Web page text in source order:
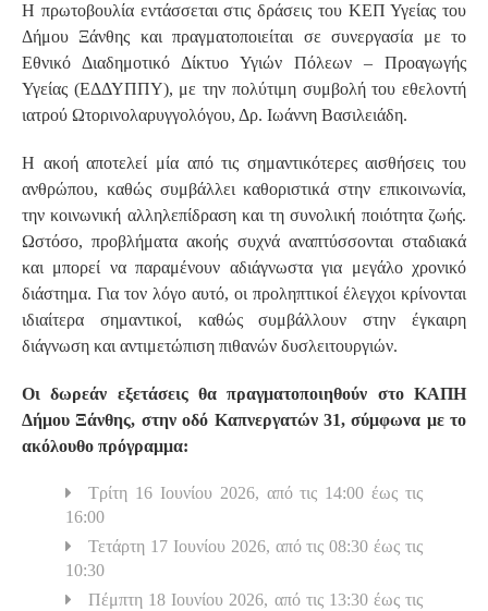
Η πρωτοβουλία εντάσσεται στις δράσεις του ΚΕΠ Υγείας του
Δήμου Ξάνθης και πραγματοποιείται σε συνεργασία με το
Εθνικό Διαδημοτικό Δίκτυο Υγιών Πόλεων – Προαγωγής
Υγείας (ΕΔΔΥΠΠΥ), με την πολύτιμη συμβολή του εθελοντή
ιατρού Ωτορινολαρυγγολόγου, Δρ. Ιωάννη Βασιλειάδη.
Η ακοή αποτελεί μία από τις σημαντικότερες αισθήσεις του
ανθρώπου, καθώς συμβάλλει καθοριστικά στην επικοινωνία,
την κοινωνική αλληλεπίδραση και τη συνολική ποιότητα ζωής.
Ωστόσο, προβλήματα ακοής συχνά αναπτύσσονται σταδιακά
και μπορεί να παραμένουν αδιάγνωστα για μεγάλο χρονικό
διάστημα. Για τον λόγο αυτό, οι προληπτικοί έλεγχοι κρίνονται
ιδιαίτερα σημαντικοί, καθώς συμβάλλουν στην έγκαιρη
διάγνωση και αντιμετώπιση πιθανών δυσλειτουργιών.
Οι δωρεάν εξετάσεις θα πραγματοποιηθούν στο ΚΑΠΗ
Δήμου Ξάνθης, στην οδό Καπνεργατών 31, σύμφωνα με το
ακόλουθο πρόγραμμα:
Τρίτη 16 Ιουνίου 2026, από τις 14:00 έως τις
16:00
Τετάρτη 17 Ιουνίου 2026, από τις 08:30 έως τις
10:30
Πέμπτη 18 Ιουνίου 2026, από τις 13:30 έως τις